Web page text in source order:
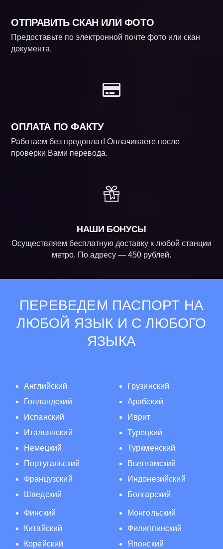
ОТПРАВИТЬ СКАН ИЛИ ФОТО
Предоставьте по электронной почте фото или скан
документа.
ОПЛАТА ПО ФАКТУ
Работаем без предоплат! Оплачиваете после
проверки Вами перевода.
НАШИ БОНУСЫ
Осуществляем бесплатную доставку к любой станции
метро. По адресу — 450 рублей.
ПЕРЕВЕДЕМ ПАСПОРТ НА
ЛЮБОЙ ЯЗЫК И С ЛЮБОГО
ЯЗЫКА
Английский
Голландский
Испанский
Итальянский
Немецкий
Португальский
Французский
Шведский
Грузинский
Арабский
Иврит
Турецкий
Туркменский
Вьетнамский
Индонезийский
Болгарский
Финский
Китайский
Корейский
Монгольский
Филиппинский
Японский